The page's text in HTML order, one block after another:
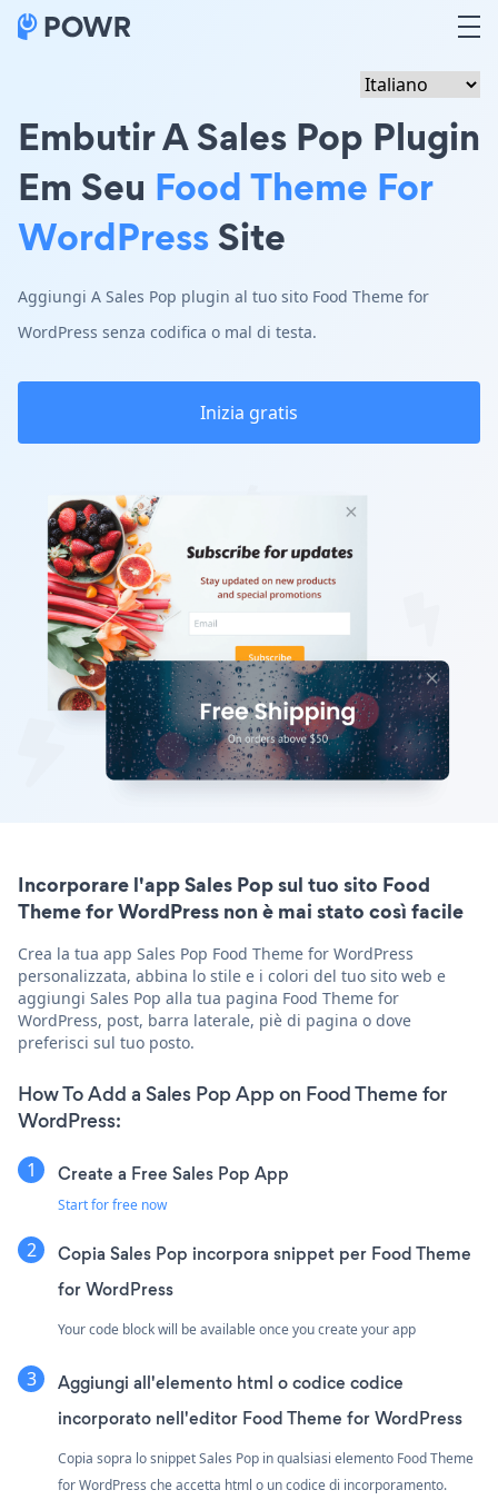
Embutir A Sales Pop Plugin
Em Seu Food Theme For
WordPressSite
Aggiungi A Sales Pop plugin al tuo sito Food Theme for
WordPress senza codifica o mal di testa.
Inizia gratis
Incorporare l'app Sales Pop sul tuo sito Food
Theme for WordPress non è mai stato così facile
Crea la tua app Sales Pop Food Theme for WordPress
personalizzata, abbina lo stile e i colori del tuo sito web e
aggiungi Sales Pop alla tua pagina Food Theme for
WordPress, post, barra laterale, piè di pagina o dove
preferisci sul tuo posto.
How To Add a Sales Pop App on Food Theme for
WordPress:
Create a Free Sales Pop App
Start for free now
Copia Sales Pop incorpora snippet per Food Theme
for WordPress
Your code block will be available once you create your app
Aggiungi all'elemento html o codice codice
incorporato nell'editor Food Theme for WordPress
Copia sopra lo snippet Sales Pop in qualsiasi elemento Food Theme
for WordPress che accetta html o un codice di incorporamento.